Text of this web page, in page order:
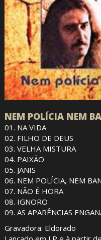
NEM POLÍCIA NEM
01. NA VIDA
02. FILHO DE DEUS
03. VELHA MISTURA
04. PAIXÃO
05. JANIS
06. NEM POLÍCIA, NEM
07. NÃO É HORA
08. IGNORO
09. AS APARÊNCIAS
Gravadora: Eldorado